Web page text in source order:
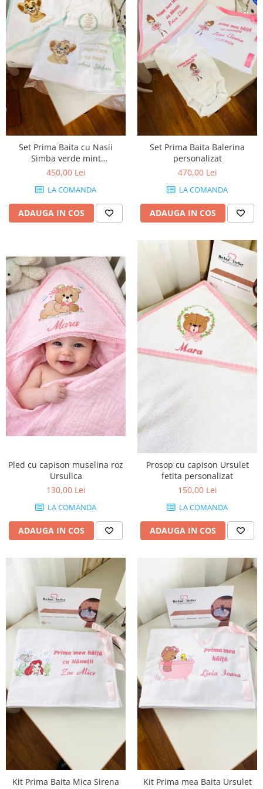
Set Prima Baita cu Nasii
Simba verde mint
personalizat
450,00 Lei
LA COMANDA
ADAUGA IN COS
Set Prima Baita Balerina
personalizat
470,00 Lei
LA COMANDA
ADAUGA IN COS
Pled cu capison muselina roz
Ursulica
130,00 Lei
LA COMANDA
ADAUGA IN COS
Prosop cu capison Ursulet
fetita personalizat
150,00 Lei
LA COMANDA
ADAUGA IN COS
Kit Prima Baita Mica Sirena
Kit Prima mea Baita Ursulet